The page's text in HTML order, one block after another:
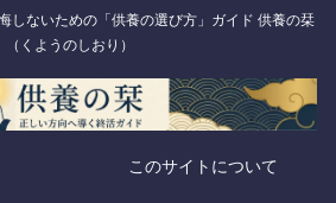
しないための「供養の選び方」ガイド 供養の栞
（くようのしおり）
このサイトについて